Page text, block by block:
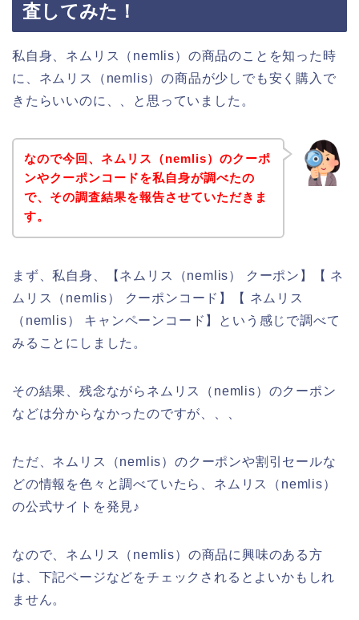
査してみた！
私自身、ネムリス（nemlis）の商品のことを知った時
に、ネムリス（nemlis）の商品が少しでも安く購入で
きたらいいのに、、と思っていました。
なので今回、ネムリス（nemlis）のクーポ
ンやクーポンコードを私自身が調べたの
で、その調査結果を報告させていただきま
す。
まず、私自身、【ネムリス（nemlis） クーポン】【 ネ
ムリス（nemlis） クーポンコード】【 ネムリス
（nemlis） キャンペーンコード】という感じで調べて
みることにしました。
その結果、残念ながらネムリス（nemlis）のクーポン
などは分からなかったのですが、、、
ただ、ネムリス（nemlis）のクーポンや割引セールな
どの情報を色々と調べていたら、ネムリス（nemlis）
の公式サイトを発見♪
なので、ネムリス（nemlis）の商品に興味のある方
は、下記ページなどをチェックされるとよいかもしれ
ません。